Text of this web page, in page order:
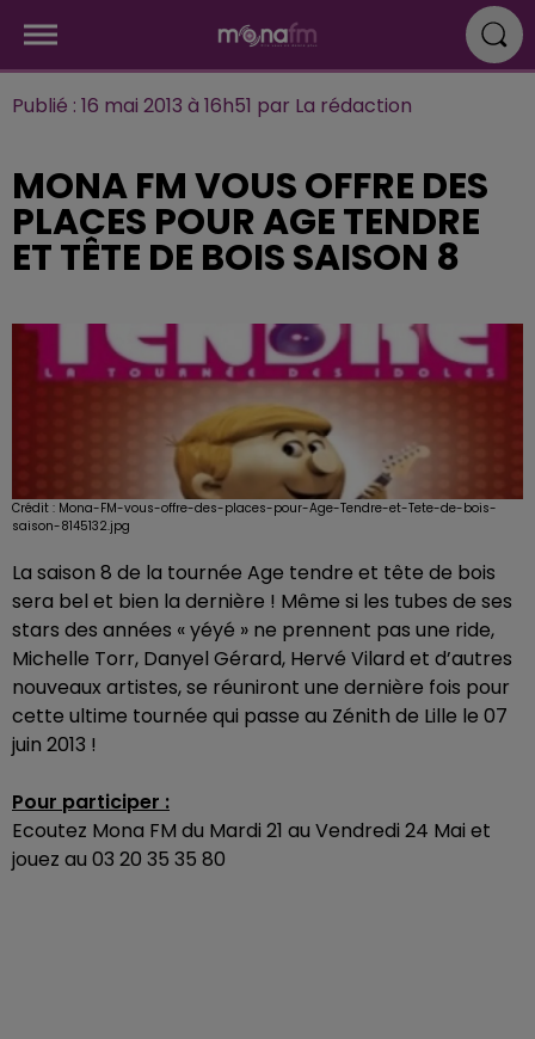
Publié : 16 mai 2013 à 16h51 par La rédaction
MONA FM VOUS OFFRE DES
PLACES POUR AGE TENDRE
ET TÊTE DE BOIS SAISON 8
Crédit : Mona-FM-vous-offre-des-places-pour-Age-Tendre-et-Tete-de-bois-
saison-8145132.jpg
La saison 8 de la tournée Age tendre et tête de bois
sera bel et bien la dernière ! Même si les tubes de ses
stars des années « yéyé » ne prennent pas une ride,
Michelle Torr, Danyel Gérard, Hervé Vilard et d’autres
nouveaux artistes, se réuniront une dernière fois pour
cette ultime tournée qui passe au Zénith de Lille le 07
juin 2013 !
Pour participer :
Ecoutez Mona FM du Mardi 21 au Vendredi 24 Mai et
jouez au 03 20 35 35 80